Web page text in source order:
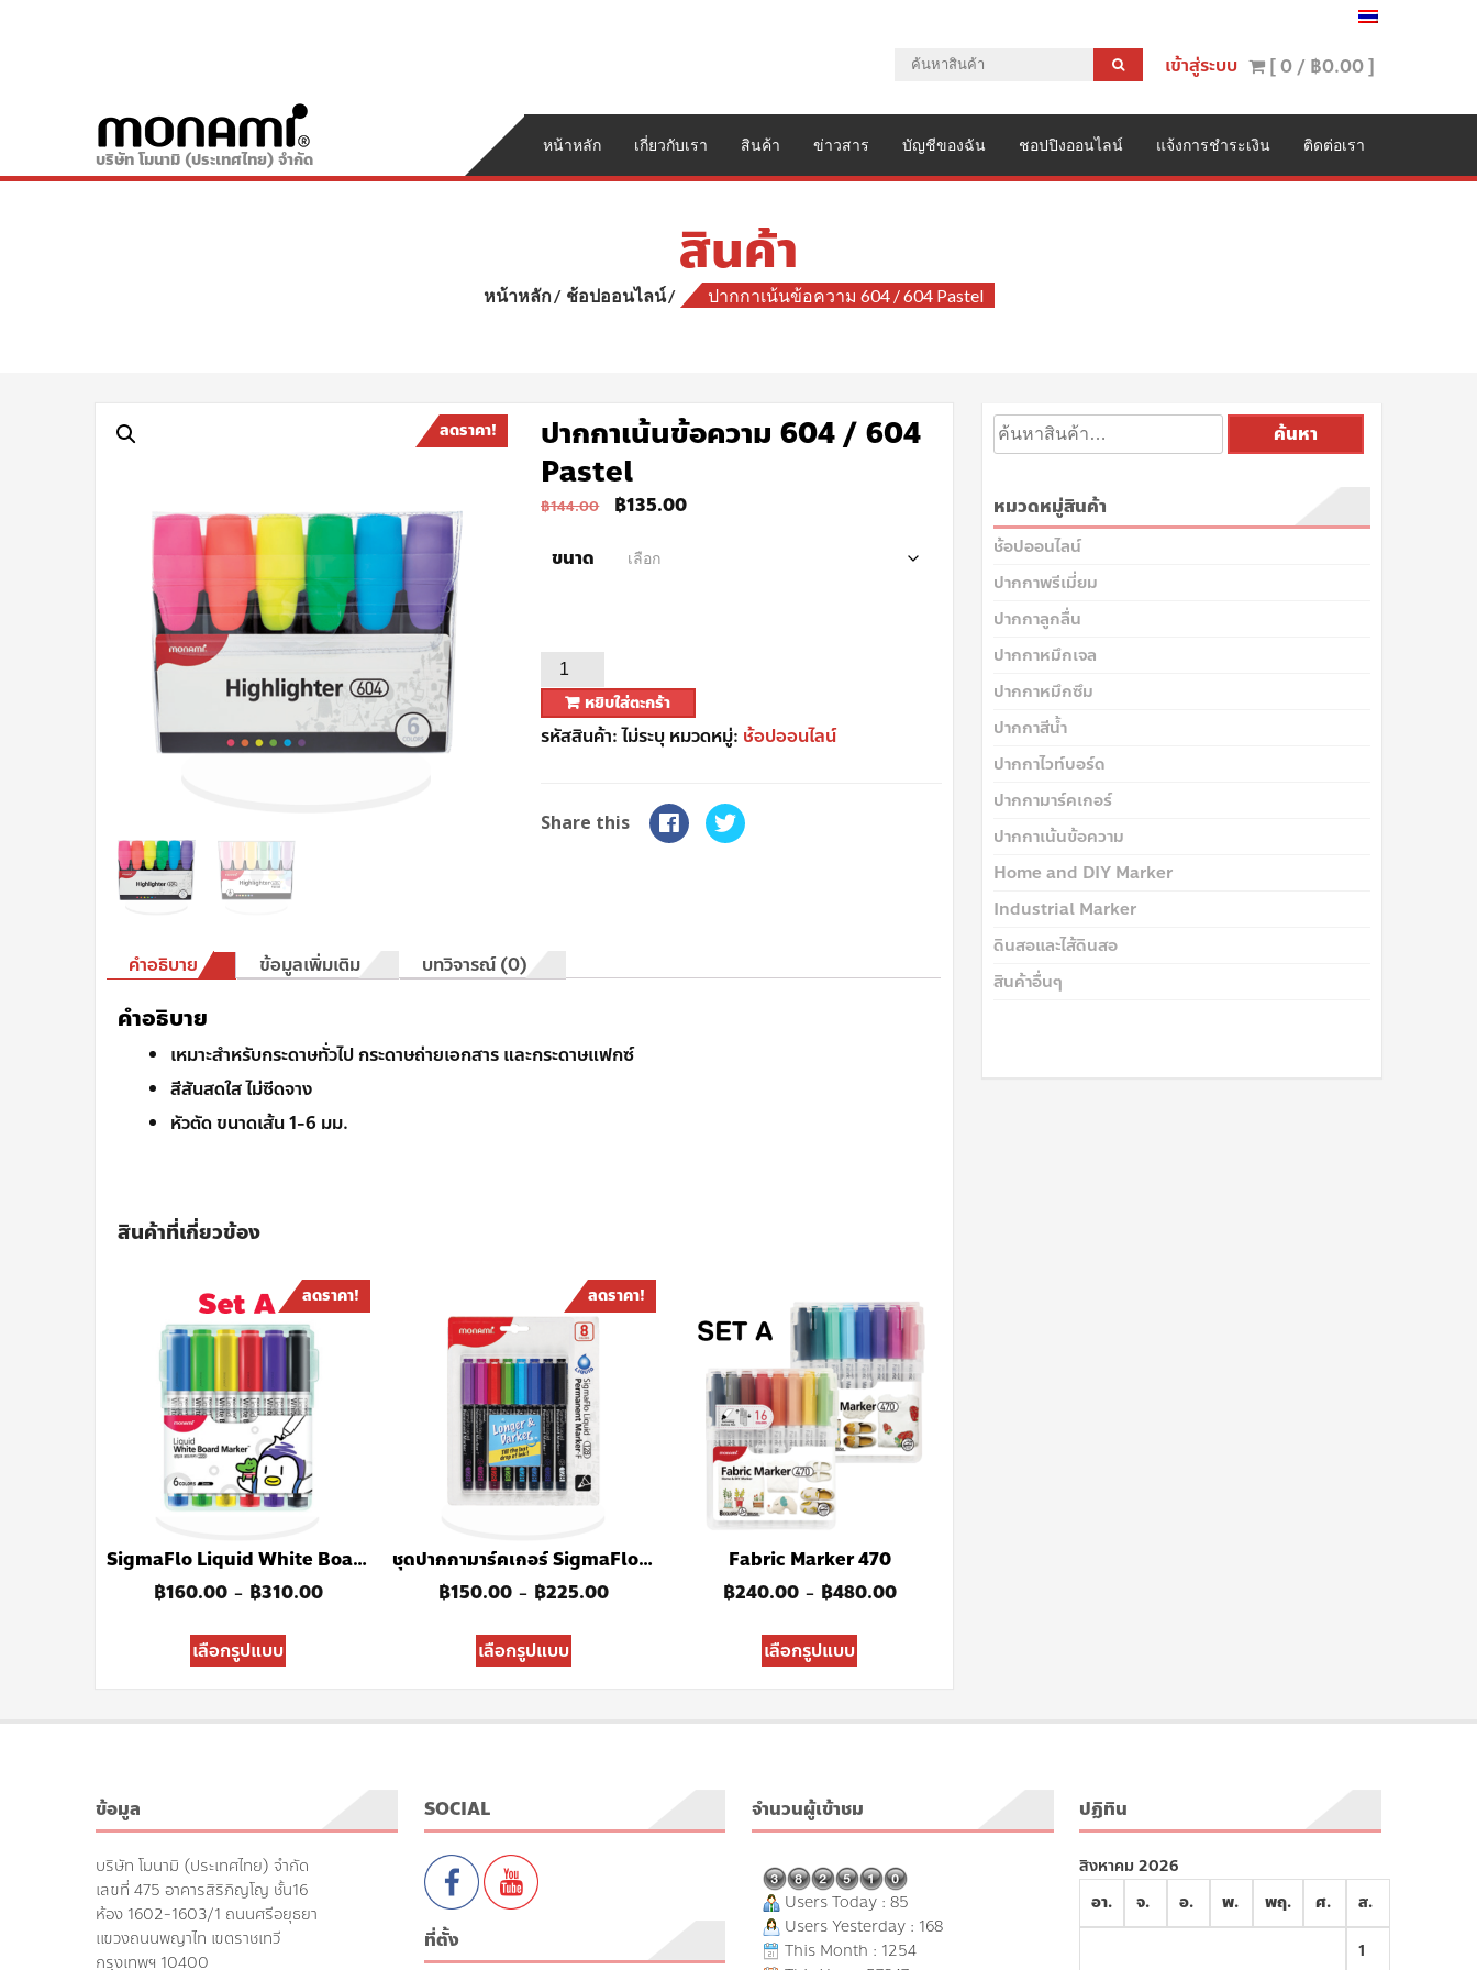
[ 0 / ฿0.00]
เข้าสู่ระบบ
บริษัท โมนามิ (ประเทศไทย) จำกัด
หน้าหลัก เกี่ยวกับเรา สินค้า ข่าวสาร บัญชีของฉัน ชอปปิงออนไลน์ แจ้งการชำระเงิน ติดต่อเรา
สินค้า
หน้าหลัก ช้อปออนไลน์ ปากกาเน้นข้อความ 604 / 604 Pastel
ลดราคา!
ปากกาเน้นข้อความ 604 / 604
Pastel
฿144.00 ฿135.00
ขนาด
หยิบใส่ตะกร้า
รหัสสินค้า:ไม่ระบุ หมวดหมู่: ช้อปออนไลน์
Share this
คำอธิบาย ข้อมูลเพิ่มเติม บทวิจารณ์ (0)
คำอธิบาย
เหมาะสำหรับกระดาษทั่วไป กระดาษถ่ายเอกสาร และกระดาษแฟกซ์
สีสันสดใส ไม่ซีดจาง
หัวตัด ขนาดเส้น 1-6 มม.
สินค้าที่เกี่ยวข้อง
ลดราคา!
SigmaFlo Liquid White Board Marker 220 SET
฿160.00 – ฿310.00
เลือกรูปแบบ
ลดราคา!
ชุดปากกามาร์คเกอร์ SigmaFlo Liquid Permanent 128
฿150.00 – ฿225.00
เลือกรูปแบบ
Fabric Marker 470
฿240.00 – ฿480.00
เลือกรูปแบบ
ค้นหา
หมวดหมู่สินค้า
ช้อปออนไลน์
ปากกาพรีเมี่ยม
ปากกาลูกลื่น
ปากกาหมึกเจล
ปากกาหมึกซึม
ปากกาสีน้ำ
ปากกาไวท์บอร์ด
ปากกามาร์คเกอร์
ปากกาเน้นข้อความ
Home and DIY Marker
Industrial Marker
ดินสอและไส้ดินสอ
สินค้าอื่นๆ
ข้อมูล
บริษัท โมนามิ (ประเทศไทย) จำกัด
เลขที่ 475 อาคารสิริภิญโญ ชั้น16
ห้อง 1602-1603/1 ถนนศรีอยุธยา
แขวงถนนพญาไท เขตราชเทวี
กรุงเทพฯ 10400
SOCIAL
ที่ตั้ง
จำนวนผู้เข้าชม
Users Today : 85
Users Yesterday : 168
This Month : 1254
ปฏิทิน
สิงหาคม 2026
อา.
จ. อ. พ. พฤ. ศ. ส.
1